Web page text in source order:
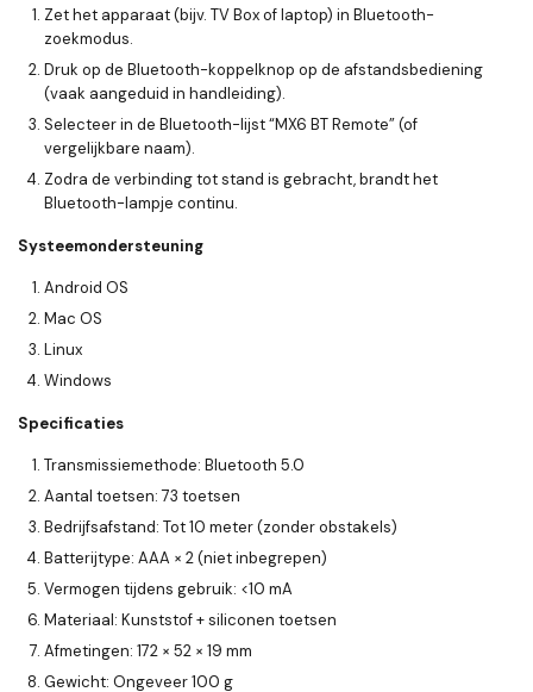
Zet het apparaat (bijv. TV Box of laptop) in Bluetooth-
zoekmodus.
Druk op de Bluetooth-koppelknop op de afstandsbediening
(vaak aangeduid in handleiding).
Selecteer in de Bluetooth-lijst “MX6 BT Remote” (of
vergelijkbare naam).
Zodra de verbinding tot stand is gebracht, brandt het
Bluetooth-lampje continu.
Systeemondersteuning
Android OS
Mac OS
Linux
Windows
Specificaties
Transmissiemethode: Bluetooth 5.0
Aantal toetsen: 73 toetsen
Bedrijfsafstand: Tot 10 meter (zonder obstakels)
Batterijtype: AAA × 2 (niet inbegrepen)
Vermogen tijdens gebruik: <10 mA
Materiaal: Kunststof + siliconen toetsen
Afmetingen: 172 × 52 × 19 mm
Gewicht: Ongeveer 100 g